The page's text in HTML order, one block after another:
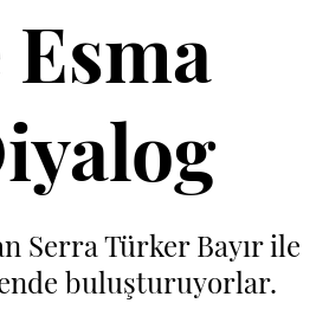
Serra Türker Bayır ile
buluşturuyorlar.